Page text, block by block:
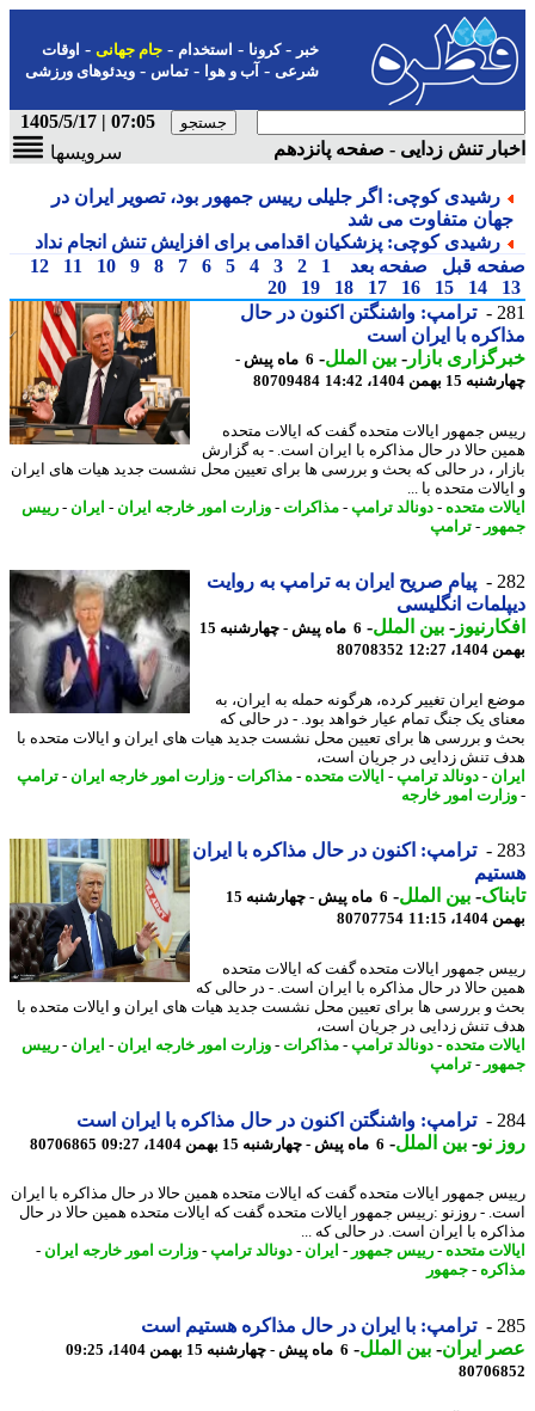
-کرونا-استخدام- جام جهانی-اوقات
شرعی-آب و هوا-تماس-ویدئوهای ورزشی
07:05 | 1405/5/17
تنش زدایی - صفحه پانزدهم
سرویسها
رشیدی کوچی: اگر جلیلی رییس جمهور بود، تصویر ایران در
متفاوت می شد
رشیدی کوچی: پزشکیان اقدامی برای افزایش تنش انجام نداد
قبل صفحه بعد 1
2
3
4
5
6
7
8
9
10
11
12
14
15
16
17
18
19
20
ترامپ: واشنگتن اکنون در حال
با ایران است
بازار- بین الملل- 6 ماه پیش -
بهمن 1404، 14:42
80709484
جمهور ایالات متحده گفت که ایالات متحده
حالا در حال مذاکره با ایران است. - به گزارش
، در حالی که بحث و بررسی ها برای تعیین محل نشست جدید هیات های ایران
متحده با ...
متحده-دونالد ترامپ -مذاکرات- وزارت امور خارجه ایران - ایران -
رییس
-ترامپ
پیام صریح ایران به ترامپ به روایت
انگلیسی
-بین الملل-
6 ماه پیش - چهارشنبه 15
12:27
80708352
ایران تغییر کرده، هرگونه حمله به ایران، به
یک جنگ تمام عیار خواهد بود. - در حالی که
و بررسی ها برای تعیین محل نشست جدید هیات های ایران و ایالات متحده با
تنش زدایی در جریان است،
- دونالد ترامپ -ایالات متحده-مذاکرات- وزارت امور خارجه ایران -
ترامپ
امور خارجه
ترامپ: اکنون در حال مذاکره با ایران
-بین الملل-
6 ماه پیش - چهارشنبه 15
11:15
80707754
جمهور ایالات متحده گفت که ایالات متحده
حالا در حال مذاکره با ایران است. - در حالی که
و بررسی ها برای تعیین محل نشست جدید هیات های ایران و ایالات متحده با
تنش زدایی در جریان است،
متحده-دونالد ترامپ -مذاکرات- وزارت امور خارجه ایران - ایران -
رییس
-ترامپ
ترامپ: واشنگتن اکنون در حال مذاکره با ایران است
نو- بین الملل-6 ماه پیش - چهارشنبه 15 بهمن 1404، 09:27 80706865
جمهور ایالات متحده گفت که ایالات متحده همین حالا در حال مذاکره با ایران
- روزنو :رییس جمهور ایالات متحده گفت که ایالات متحده همین حالا در حال
با ایران است. در حالی که ...
متحده-رییس جمهور-ایران - دونالد ترامپ -وزارت امور خارجه ایران -
-جمهور
ترامپ: با ایران در حال مذاکره هستیم است
ایران- بین الملل-6 ماه پیش - چهارشنبه 15 بهمن 1404، 09:25